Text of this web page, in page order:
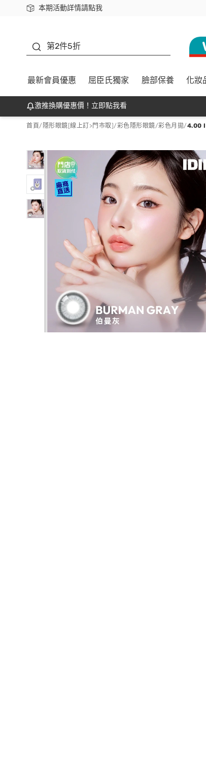
本期活動詳情請點我
下載app最高回饋$350
第2件5折
最新會員優惠 屈臣氏獨家 臉部保養 化妝
激推換購優惠價！立即點我看
首頁/ 隱形眼鏡[線上訂>門市取]/彩色隱形眼鏡/彩色月拋/4.00